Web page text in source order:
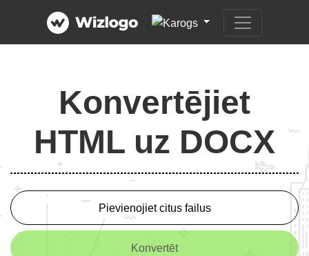
Konvertējiet
HTML uz DOCX
Pievienojiet citus failus
Konvertēt